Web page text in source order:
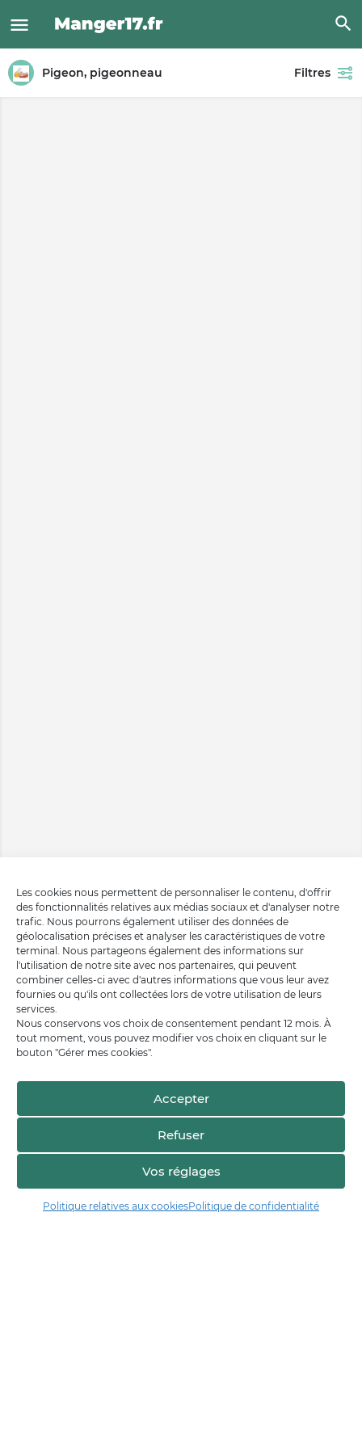
Les cookies nous permettent de personnaliser le contenu, d'offrir
des fonctionnalités relatives aux médias sociaux et d'analyser notre
trafic. Nous pourrons également utiliser des données de
géolocalisation précises et analyser les caractéristiques de votre
terminal. Nous partageons également des informations sur
l'utilisation de notre site avec nos partenaires, qui peuvent
combiner celles-ci avec d'autres informations que vous leur avez
fournies ou qu'ils ont collectées lors de votre utilisation de leurs
services.
Nous conservons vos choix de consentement pendant 12 mois. À
tout moment, vous pouvez modifier vos choix en cliquant sur le
bouton "Gérer mes cookies".
Accepter
Refuser
Vos réglages
Politique relatives aux cookiesPolitique de confidentialité
Pigeon, pigeonneau Filtres
Voir sur la carte